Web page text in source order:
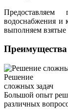
Предоставляем
водоснабжения и
выполняем взятые
Решение
сложных задач
Большой опыт
различных